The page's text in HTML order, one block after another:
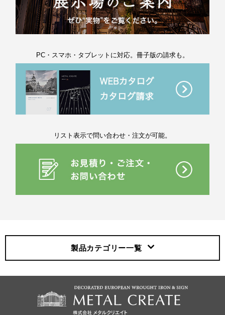
PC・スマホ・タブレットに対応。冊子版の請求も。
リスト表示で問い合わせ・注文が可能。
製品カテゴリー一覧